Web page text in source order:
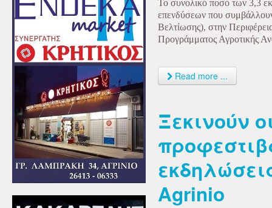
Το συνολικό ποσό των 3,3
επενδύσεων που
Βελτίωσης), στην
Προγράμματος Αγροτικής
Read more ...
Ξεκινούν
Agrinio